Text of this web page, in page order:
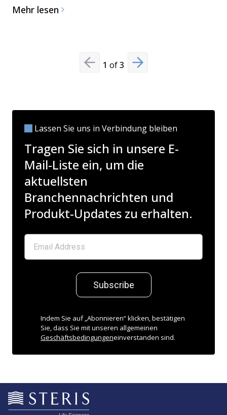
Mehr lesen
Previous slide
1 of3 Next slide
Lassen Sie uns in Verbindung bleiben
Tragen Sie sich in unsere E-
Mail-Liste ein, um die
aktuellsten
Branchennachrichten und
Produkt-Updates zu erhalten.
Subscribe
Indem Sie auf „Abonnieren“ klicken, bestätigen
Sie, dass Sie mit unseren allgemeinen
Geschäftsbedingungeneinverstanden sind.